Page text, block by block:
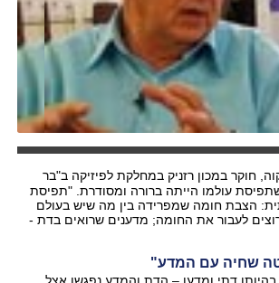
חוקר במכון רזניק במחלקת לפיזיקה ב"בר
עולמו הייתה ברורה ומסודרת. "תפיסת
הצבת חומה שמפרידה בין מה שיש בעולם
לעבור את החומה; מדענים שרואים בדת -
שחיה עם המדע"